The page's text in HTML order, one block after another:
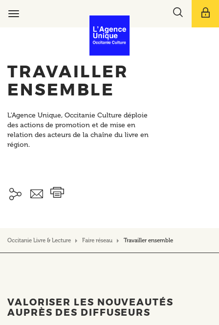
Toggle
TRAVAILLER
ENSEMBLE
L'Agence Unique, Occitanie Culture déploie
des actions de promotion et de mise en
relation des acteurs de la chaîne du livre en
région.
Occitanie Livre & Lecture Faire réseau Travailler ensemble
VALORISER LES NOUVEAUTÉS
AUPRÈS DES DIFFUSEURS